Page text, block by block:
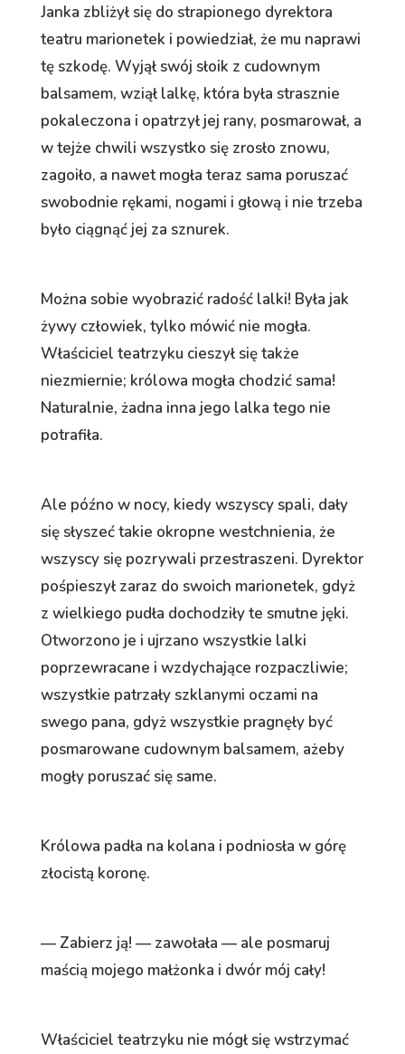
Janka zbliżył się do strapionego dyrektora
teatru marionetek i powiedział, że mu naprawi
tę szkodę. Wyjął swój słoik z cudownym
balsamem, wziął lalkę, która była strasznie
pokaleczona i opatrzył jej rany, posmarował, a
w tejże chwili wszystko się zrosło znowu,
zagoiło, a nawet mogła teraz sama poruszać
swobodnie rękami, nogami i głową i nie trzeba
było ciągnąć jej za sznurek.
Można sobie wyobrazić radość lalki! Była jak
żywy człowiek, tylko mówić nie mogła.
Właściciel teatrzyku cieszył się także
niezmiernie; królowa mogła chodzić sama!
Naturalnie, żadna inna jego lalka tego nie
potrafiła.
Ale późno w nocy, kiedy wszyscy spali, dały
się słyszeć takie okropne westchnienia, że
wszyscy się pozrywali przestraszeni. Dyrektor
pośpieszył zaraz do swoich marionetek, gdyż
z wielkiego pudła dochodziły te smutne jęki.
Otworzono je i ujrzano wszystkie lalki
poprzewracane i wzdychające rozpaczliwie;
wszystkie patrzały szklanymi oczami na
swego pana, gdyż wszystkie pragnęły być
posmarowane cudownym balsamem, ażeby
mogły poruszać się same.
Królowa padła na kolana i podniosła w górę
złocistą koronę.
— Zabierz ją! — zawołała — ale posmaruj
maścią mojego małżonka i dwór mój cały!
Właściciel teatrzyku nie mógł się wstrzymać